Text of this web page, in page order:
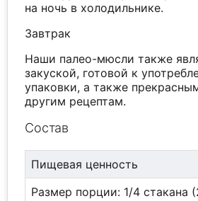
на ночь в холодильнике.
Завтрак
Наши палео-мюсли также
закуской, готовой к
упаковки, а также
другим рецептам.
Состав
Пищевая ценность
Размер порции: 1/4 стакана